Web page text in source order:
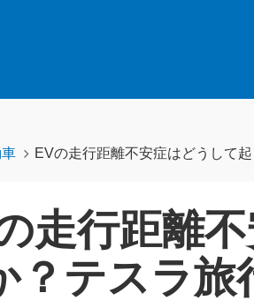
EVの走行距離不安症はどうして
走行距離
？テスラ旅